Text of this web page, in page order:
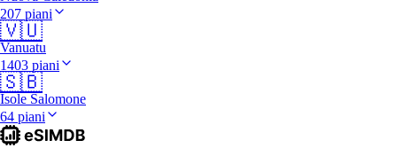
207 piani
🇻🇺
Vanuatu
1403 piani
🇸🇧
Isole Salomone
64 piani